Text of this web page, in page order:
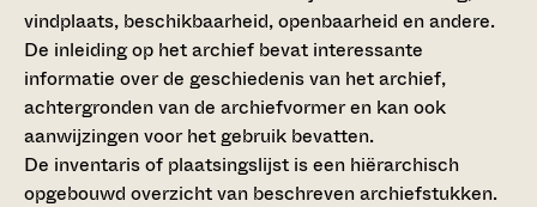
vindplaats, beschikbaarheid, openbaarheid en andere.
De inleiding op het archief bevat interessante
informatie over de geschiedenis van het archief,
achtergronden van de archiefvormer en kan ook
aanwijzingen voor het gebruik bevatten.
De inventaris of plaatsingslijst is een hiërarchisch
opgebouwd overzicht van beschreven archiefstukken.